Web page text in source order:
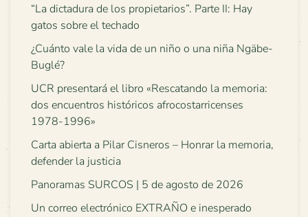
“La dictadura de los propietarios”. Parte II: Hay
gatos sobre el techado
¿Cuánto vale la vida de un niño o una niña Ngäbe-
Buglé?
UCR presentará el libro «Rescatando la memoria:
dos encuentros históricos afrocostarricenses
1978-1996»
Carta abierta a Pilar Cisneros – Honrar la memoria,
defender la justicia
Panoramas SURCOS | 5 de agosto de 2026
Un correo electrónico EXTRAÑO e inesperado